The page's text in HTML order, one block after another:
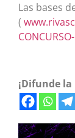
Las bases
(
¡Difunde